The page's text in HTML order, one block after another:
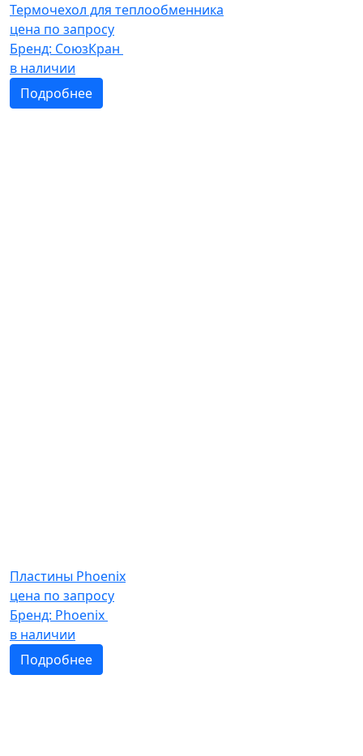
Термочехол для теплообменника
цена по запросу
Бренд: СоюзКран
в наличии
Подробнее
Пластины Phoenix
цена по запросу
Бренд: Phoenix
в наличии
Подробнее